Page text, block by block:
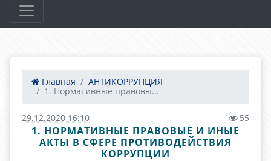
Главная
АНТИКОРРУПЦИЯ
1. Нормативные правовы...
29.12.2020 16:10 55
1. НОРМАТИВНЫЕ ПРАВОВЫЕ И ИНЫЕ
АКТЫ В СФЕРЕ ПРОТИВОДЕЙСТВИЯ
КОРРУПЦИИ